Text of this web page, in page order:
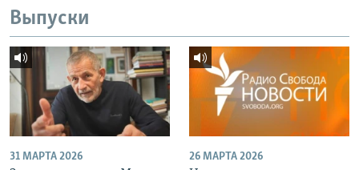
Выпуски
31 МАРТА 2026 26 МАРТА 2026